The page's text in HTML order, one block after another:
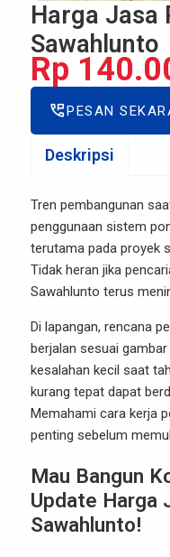
Harga Jasa
Sawahlunto
Rp
perm_phone_msgPESAN
Deskripsi
Tren pembangunan
penggunaan sistem
terutama pada proyek
Tidak heran jika
Sawahlunto terus
Di lapangan, rencana
berjalan sesuai
kesalahan kecil saat
kurang tepat dapat
Memahami cara kerja
penting sebelum
Mau Bangun
Update Harga
Sawahlunto!